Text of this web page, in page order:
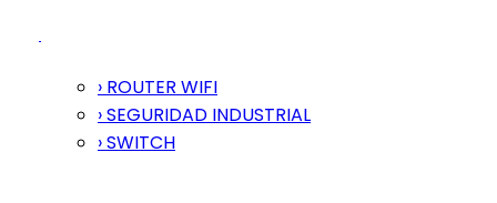
› ROUTER WIFI
› SEGURIDAD INDUSTRIAL
› SWITCH